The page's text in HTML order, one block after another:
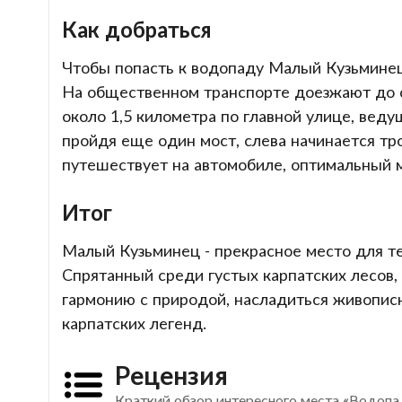
Как добраться
Чтобы попасть к водопаду Малый
На общественном транспорте доезжают до
около 1,5 километра по главной улице,
пройдя еще один мост, слева начинается
путешествует на автомобиле,
Итог
Малый Кузьминец - прекрасное место для
Спрятанный среди густых карпатских
гармонию с природой, насладиться
карпатских легенд.
Рецензия